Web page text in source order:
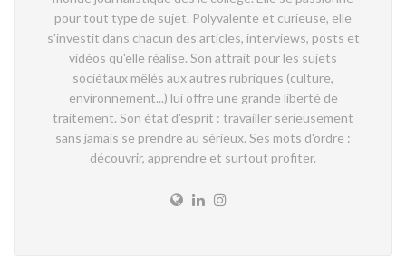
pour tout type de sujet. Polyvalente et curieuse, elle
s'investit dans chacun des articles, interviews, posts et
vidéos qu'elle réalise. Son attrait pour les sujets
sociétaux mêlés aux autres rubriques (culture,
environnement...) lui offre une grande liberté de
traitement. Son état d'esprit : travailler sérieusement
sans jamais se prendre au sérieux. Ses mots d'ordre :
découvrir, apprendre et surtout profiter.